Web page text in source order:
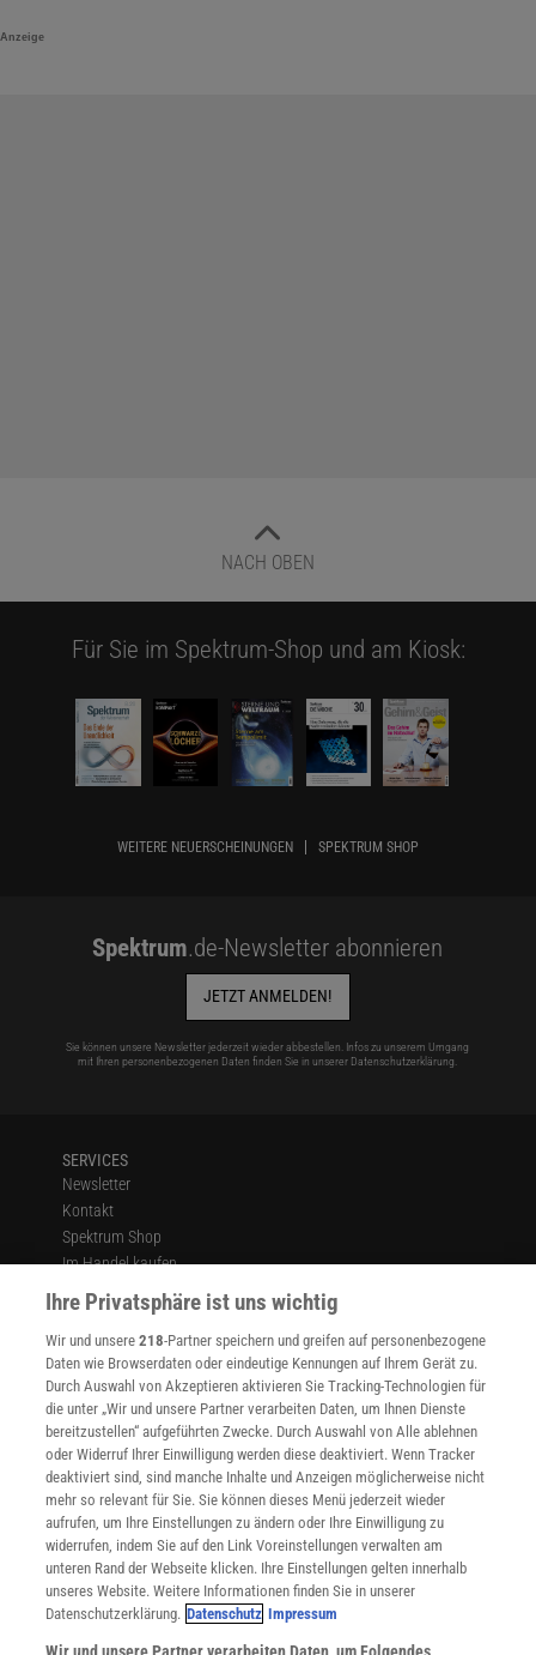
Anzeige
NACH OBEN
Für Sie im Spektrum-Shop und am Kiosk:
WEITERE NEUERSCHEINUNGEN SPEKTRUM SHOP
Spektrum.de-Newsletter abonnieren
JETZT ANMELDEN!
Sie können unsere Newsletter jederzeit wieder abbestellen. Infos zu unserem Umgang
mit Ihren personenbezogenen Daten finden Sie in unserer Datenschutzerklärung.
SERVICES
Newsletter
Kontakt
Spektrum Shop
Im Handel kaufen
Presse
Verträge kündigen
Widerruf
INFO
Mediadaten
Datenschutz
Nutzungsbedingungen
Cookie-Einstellungen
Utiq verwalten
Nutzungsbasierte Onlinewerbung
Alle Artikel
Impressum
Ihre Privatsphäre ist uns wichtig
Wir und unsere218-Partner speichern und greifen auf personenbezogene
Daten wie Browserdaten oder eindeutige Kennungen auf Ihrem Gerät zu.
Durch Auswahl von Akzeptieren aktivieren Sie Tracking-Technologien für
die unter „Wir und unsere Partner verarbeiten Daten, um Ihnen Dienste
bereitzustellen“ aufgeführten Zwecke. Durch Auswahl von Alle ablehnen
oder Widerruf Ihrer Einwilligung werden diese deaktiviert. Wenn Tracker
deaktiviert sind, sind manche Inhalte und Anzeigen möglicherweise nicht
mehr so relevant für Sie. Sie können dieses Menü jederzeit wieder
aufrufen, um Ihre Einstellungen zu ändern oder Ihre Einwilligung zu
widerrufen, indem Sie auf den Link Voreinstellungen verwalten am
unteren Rand der Webseite klicken. Ihre Einstellungen gelten innerhalb
unseres Website. Weitere Informationen finden Sie in unserer
Datenschutzerklärung. Datenschutz Impressum